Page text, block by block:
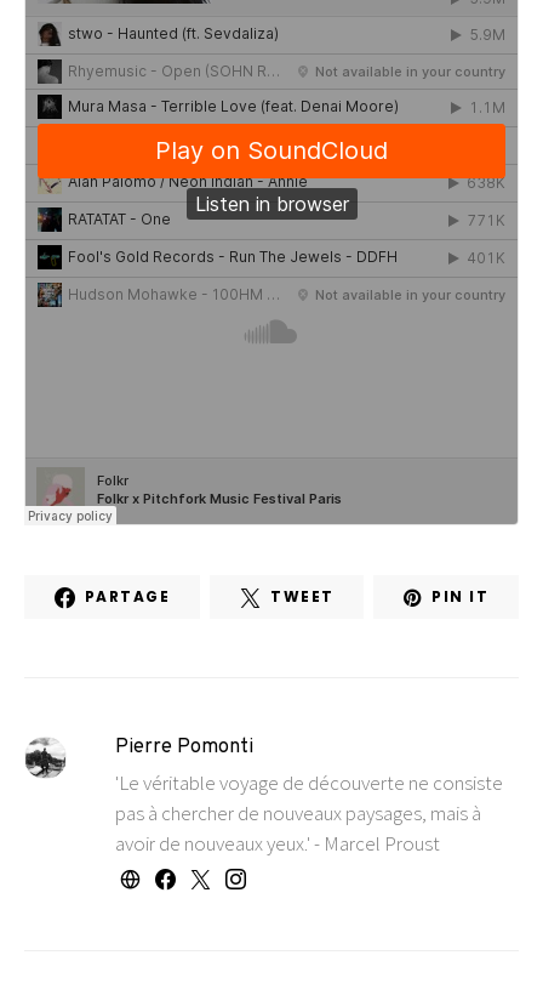
PARTAGE TWEET PIN IT
Pierre Pomonti
'Le véritable voyage de découverte ne consiste
pas à chercher de nouveaux paysages, mais à
avoir de nouveaux yeux.' - Marcel Proust